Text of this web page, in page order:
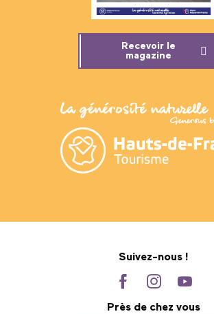
Recevoir le
magazine
Suivez-nous !
Près de chez vous